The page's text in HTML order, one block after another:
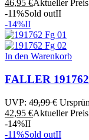
46,95 €Aktueller
-11%Sold outII
-14%II
In den Warenkorb
FALLER
UVP: 49,99€
42,95 €Aktueller
-14%II
-11%Sold outII